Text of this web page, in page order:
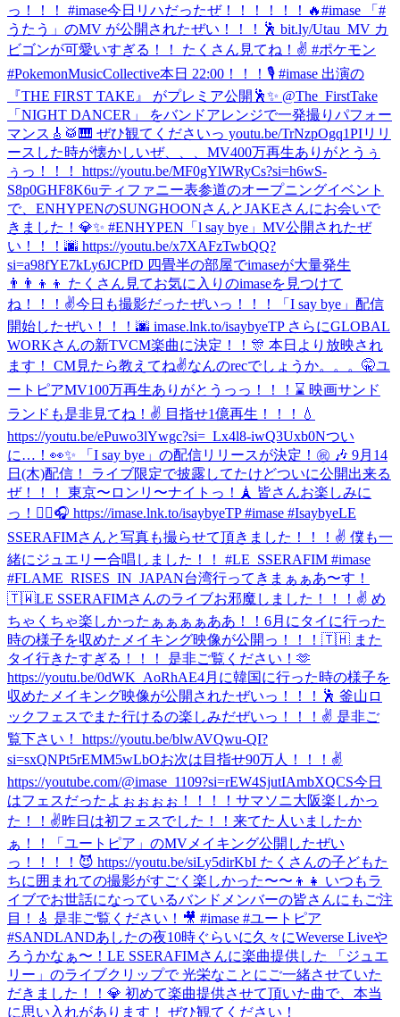
っ！！！ #imase今日リハだったぜ！！！！！！🔥#imase 「#
うたう」のMV が公開されたぜい！！！🕺 bit.ly/Utau_MV カ
ビゴンが可愛いすぎる！！ たくさん見てね！✌️ #ポケモン
#PokemonMusicCollective本日 22:00！！！🎙️ #imase 出演の
『THE FIRST TAKE』 がプレミア公開🕺✨ @The_FirstTake
「NIGHT DANCER」 をバンドアレンジで一発撮りパフォー
マンス🎸🥁🎹 ぜひ観てくださいっ youtu.be/TrNzpOgq1PIリリ
ースした時が懐かしいぜ、、、MV400万再生ありがとうぅ
ぅっ！！！ https://youtu.be/MF0gYlWRyCs?si=h6wS-
S8p0GHF8K6uティファニー表参道のオープニングイベント
で、ENHYPENのSUNGHOONさんとJAKEさんにお会いで
きました！💎✨ #ENHYPEN 「l say bye」MV公開されたぜ
い！！！🌆 https://youtu.be/x7XAFzTwbQQ?
si=a98fYE7kLy6JCPfD 四畳半の部屋でimaseが大量発生
👨‍👨‍👦‍👦 たくさん見てお気に入りのimaseを見つけて
ね！！！✌️今日も撮影だったぜいっ！！！
「I say bye」配信
開始したぜい！！！🌆 imase.lnk.to/isaybyeTP さらにGLOBAL
WORKさんの新TVCM楽曲に決定！！🎊 本日より放映され
ます！ CM見たら教えてね✌️なんのrecでしょうか。。。🤫ユ
ートピアMV100万再生ありがとうっっ！！！⌛️ 映画サンド
ランドも是非見てね！✌️ 目指せ1億再生！！！💧
https://youtu.be/ePuwo3lYwgc?si=_Lx4l8-iwQ3Uxb0Nつい
に…！👀✨ 「I say bye」の配信リリースが決定！㊗️ 🎶 9月14
日(木)配信！ ライブ限定で披露してたけどついに公開出来る
ぜ！！！ 東京〜ロンリ〜ナイトっ！🗼 皆さんお楽しみに
っ！✌🏼🎧 https://imase.lnk.to/isaybyeTP #imase #IsaybyeLE
SSERAFIMさんと写真も撮らせて頂きました！！！✌ 僕も一
緒にジュエリー合唱しました！！ #LE_SSERAFIM #imase
#FLAME_RISES_IN_JAPAN台湾行ってきまぁぁあ〜す！
🇹🇼LE SSERAFIMさんのライブお邪魔しました！！！✌️ め
ちゃくちゃ楽しかったぁぁぁぁああ！！ 6月にタイに行った
時の様子を収めたメイキング映像が公開っ！！！🇹🇭 また
タイ行きたすぎる！！！ 是非ご覧ください！🫶
https://youtu.be/0dWK_AoRhAE4月に韓国に行った時の様子を
収めたメイキング映像が公開されたぜいっ！！！🕺 釜山ロ
ックフェスでまた行けるの楽しみだぜいっ！！！✌️ 是非ご
覧下さい！ https://youtu.be/blwAVQwu-QI?
si=sxQNPt5rEMM5wLbOお次は目指せ90万人！！！✌️
https://youtube.com/@imase_1109?si=rEW4SjutIAmbXQCS今日
はフェスだったよぉぉぉぉ！！！！サマソニ大阪楽しかっ
た！！✌️昨日は初フェスでした！！来てた人いましたか
ぁ！！
「ユートピア」のMVメイキング公開したぜい
っ！！！！😈 https://youtu.be/siLy5dirKbI たくさんの子どもた
ちに囲まれての撮影がすごく楽しかった〜〜👦👧 いつもラ
イブでお世話になっているバンドメンバーの皆さんにもご注
目！🎸 是非ご覧ください！🎥 #imase #ユートピア
#SANDLANDあしたの夜10時ぐらいに久々にWeverse Liveや
ろうかなぁ〜！ LE SSERAFIMさんに楽曲提供した 「ジュエ
リー」のライブクリップで 光栄なことにご一緒させていた
だきました！！💎 初めて楽曲提供させて頂いた曲で、本当
に思い入れがあります！ ぜひ観てください！